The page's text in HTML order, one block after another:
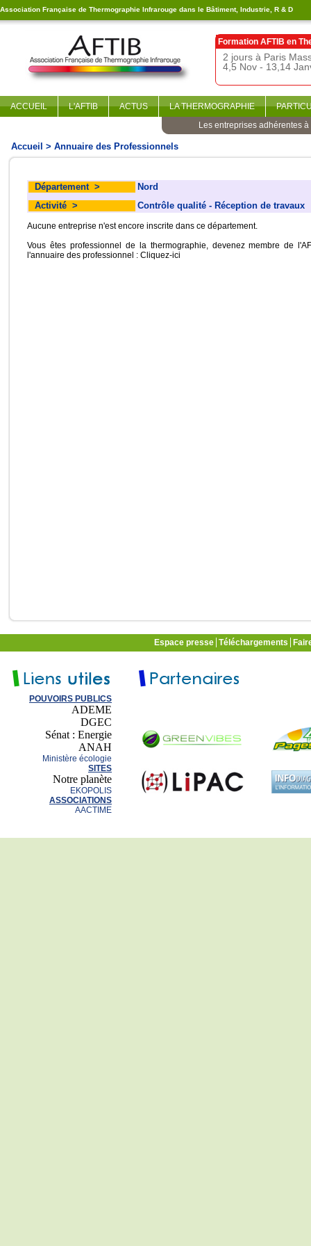
Association Française de Thermographie Infrarouge dans le Bâtiment, Industrie, R & D
Formation AFTIB en
2 jours à Paris
4,5 Nov - 13,14
ACCUEIL L'AFTIB ACTUS LA THERMOGRAPHIE
Les entreprises adhérentes à
Accueil > Annuaire des Professionnels
Département >
Nord
Activité > Contrôle qualité - Réception de travaux
Aucune entreprise n'est encore inscrite dans ce département.
Vous êtes professionnel de la thermographie, devenez membre de
l'annuaire des professionnel : Cliquez-ici
Espace presse Téléchargements
POUVOIRS PUBLICS
ADEME
DGEC
Sénat : Energie
ANAH
Ministère écologie
SITES
Notre planète
EKOPOLIS
ASSOCIATIONS
AACTIME